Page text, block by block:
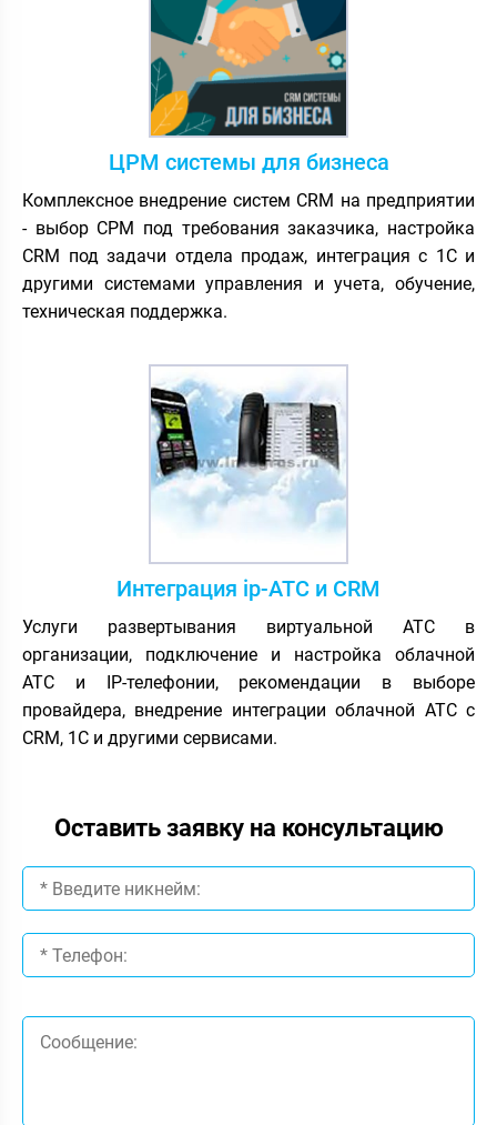
ЦРМ системы для бизнеса
Комплексное внедрение систем CRM на предприятии
- выбор СРМ под требования заказчика, настройка
CRM под задачи отдела продаж, интеграция с 1С и
другими системами управления и учета, обучение,
техническая поддержка.
Интеграция ip-АТС и CRM
Услуги развертывания виртуальной АТС в
организации, подключение и настройка облачной
АТС и IP-телефонии, рекомендации в выборе
провайдера, внедрение интеграции облачной АТС с
CRM, 1С и другими сервисами.
Оставить заявку на консультацию